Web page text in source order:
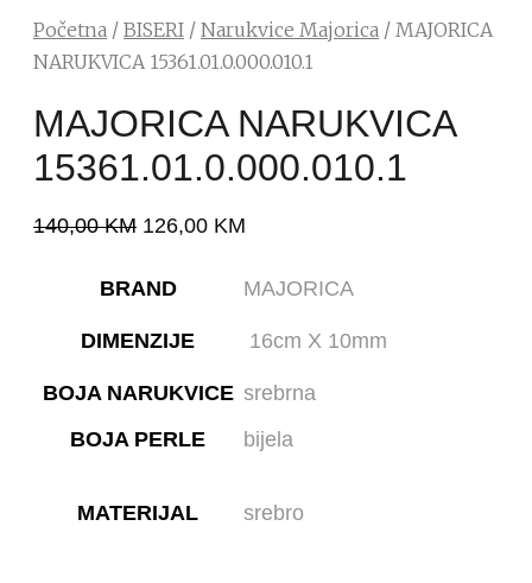
Početna / BISERI / Narukvice Majorica / MAJORICA
NARUKVICA 15361.01.0.000.010.1
MAJORICA NARUKVICA
15361.01.0.000.010.1
140,00KM 126,00 KM
BRAND MAJORICA
DIMENZIJE 16cm X 10mm
BOJA NARUKVICE
BOJA PERLE
srebrna
bijela
MATERIJAL srebro